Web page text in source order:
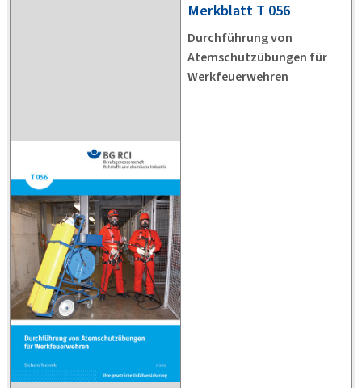
Merkblatt T 056
Durchführung von
Atemschutzübungen für
Werkfeuerwehren